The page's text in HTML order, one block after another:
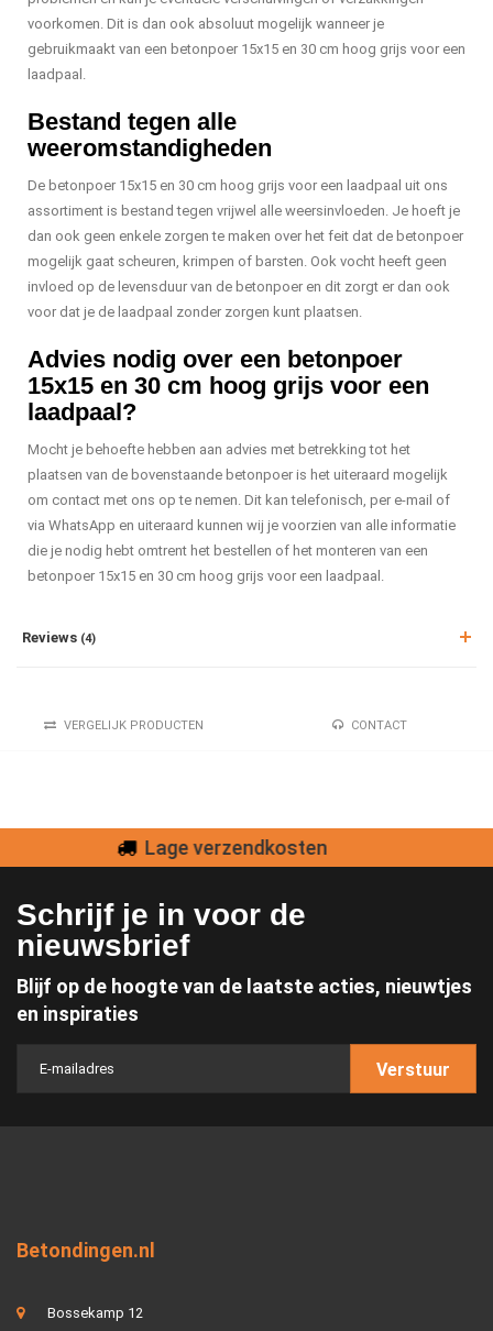
voorkomen. Dit is dan ook absoluut mogelijk wanneer je
gebruikmaakt van een betonpoer 15x15 en 30 cm hoog grijs voor een
laadpaal.
Bestand tegen alle
weeromstandigheden
De betonpoer 15x15 en 30 cm hoog grijs voor een laadpaal uit ons
assortiment is bestand tegen vrijwel alle weersinvloeden. Je hoeft je
dan ook geen enkele zorgen te maken over het feit dat de betonpoer
mogelijk gaat scheuren, krimpen of barsten. Ook vocht heeft geen
invloed op de levensduur van de betonpoer en dit zorgt er dan ook
voor dat je de laadpaal zonder zorgen kunt plaatsen.
Advies nodig over een betonpoer
15x15 en 30 cm hoog grijs voor een
laadpaal?
Mocht je behoefte hebben aan advies met betrekking tot het
plaatsen van de bovenstaande betonpoer is het uiteraard mogelijk
om contact met ons op te nemen. Dit kan telefonisch, per e-mail of
via WhatsApp en uiteraard kunnen wij je voorzien van alle informatie
die je nodig hebt omtrent het bestellen of het monteren van een
betonpoer 15x15 en 30 cm hoog grijs voor een laadpaal.
Reviews (4)
VERGELIJK PRODUCTEN CONTACT
Veilig betalen
Schrijf je in voor de
nieuwsbrief
Blijf op de hoogte van de laatste acties, nieuwtjes
en inspiraties
Verstuur
Betondingen.nl
Bossekamp 12